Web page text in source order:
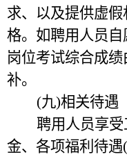
求、以及提供虚
格。如聘用人员
岗位考试综合成
补。
(九)相关待遇
聘用人员享
金、各项福利待